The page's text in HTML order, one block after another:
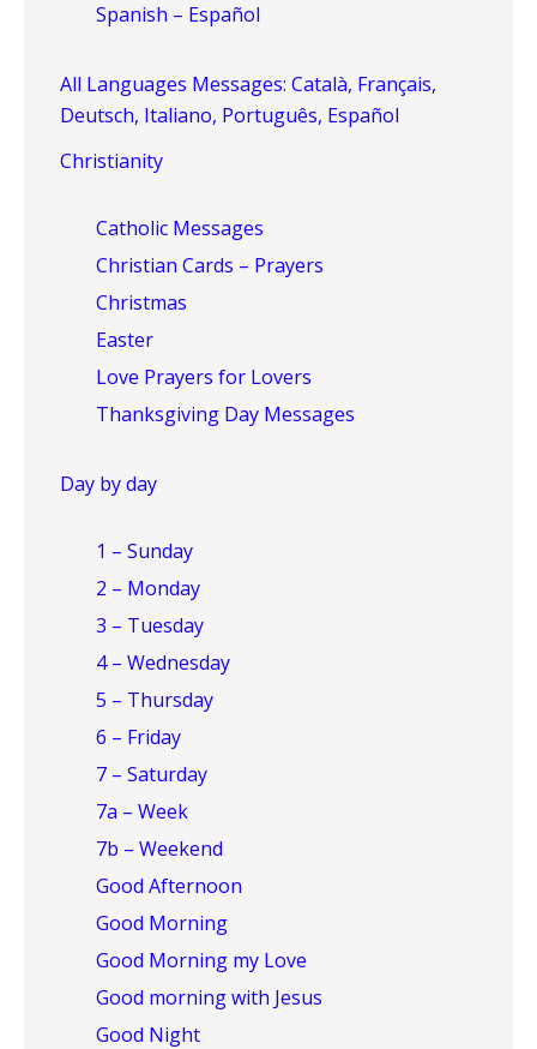
Spanish – Español
All Languages Messages: Català, Français,
Deutsch, Italiano, Português, Español
Christianity
Catholic Messages
Christian Cards – Prayers
Christmas
Easter
Love Prayers for Lovers
Thanksgiving Day Messages
Day by day
1 – Sunday
2 – Monday
3 – Tuesday
4 – Wednesday
5 – Thursday
6 – Friday
7 – Saturday
7a – Week
7b – Weekend
Good Afternoon
Good Morning
Good Morning my Love
Good morning with Jesus
Good Night